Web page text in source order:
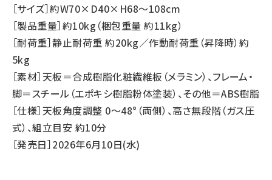
［サイズ］約W70×D40×H68～108cm
［製品重量］約10kg（梱包重量 約11kg）
［耐荷重］静止耐荷重 約20kg／作動耐荷重（昇降時）約
5kg
［素材］天板＝合成樹脂化粧繊維板（メラミン）、フレーム・
脚＝スチール（エポキシ樹脂粉体塗装）、その他＝ABS樹脂
［仕様］天板角度調整 0～48°（両側）、高さ無段階（ガス圧
式）、組立目安 約10分
［発売日］2026年6月10日(水)